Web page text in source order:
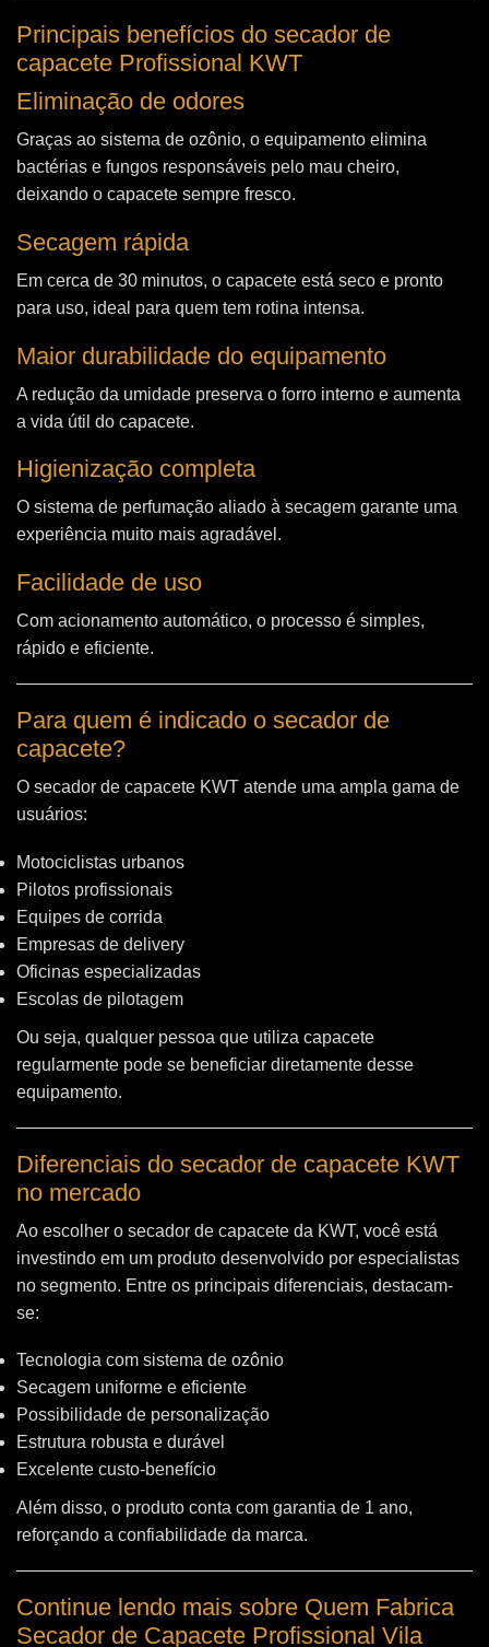
Principais benefícios do secador de
capacete Profissional KWT
Eliminação de odores
Graças ao sistema de ozônio, o equipamento elimina
bactérias e fungos responsáveis pelo mau cheiro,
deixando o capacete sempre fresco.
Secagem rápida
Em cerca de 30 minutos, o capacete está seco e pronto
para uso, ideal para quem tem rotina intensa.
Maior durabilidade do equipamento
A redução da umidade preserva o forro interno e aumenta
a vida útil do capacete.
Higienização completa
O sistema de perfumação aliado à secagem garante uma
experiência muito mais agradável.
Facilidade de uso
Com acionamento automático, o processo é simples,
rápido e eficiente.
Para quem é indicado o secador de
capacete?
O secador de capacete KWT atende uma ampla gama de
usuários:
Motociclistas urbanos
Pilotos profissionais
Equipes de corrida
Empresas de delivery
Oficinas especializadas
Escolas de pilotagem
Ou seja, qualquer pessoa que utiliza capacete
regularmente pode se beneficiar diretamente desse
equipamento.
Diferenciais do secador de capacete KWT
no mercado
Ao escolher o secador de capacete da KWT, você está
investindo em um produto desenvolvido por especialistas
no segmento. Entre os principais diferenciais, destacam-
se:
Tecnologia com sistema de ozônio
Secagem uniforme e eficiente
Possibilidade de personalização
Estrutura robusta e durável
Excelente custo-benefício
Além disso, o produto conta com garantia de 1 ano,
reforçando a confiabilidade da marca.
Continue lendo mais sobre Quem Fabrica
Secador de Capacete Profissional Vila